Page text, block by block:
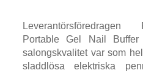
Portable Gel Nail
salongskvalitet var som
sladdlösa elektriska